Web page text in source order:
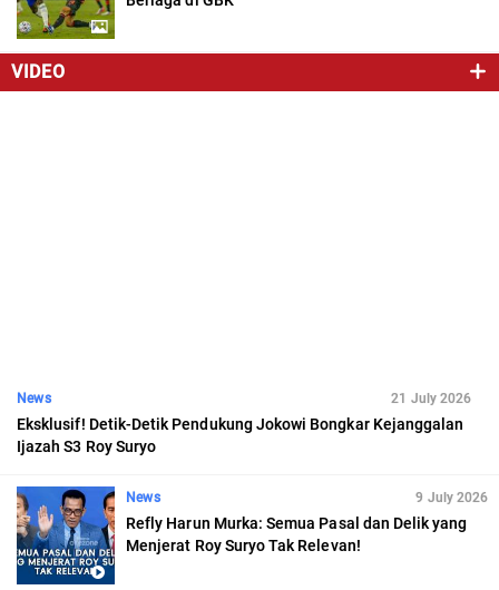
VIDEO
News 21 July 2026
Eksklusif! Detik-Detik Pendukung Jokowi Bongkar Kejanggalan
Ijazah S3 Roy Suryo
News 9 July 2026
Refly Harun Murka: Semua Pasal dan Delik yang
Menjerat Roy Suryo Tak Relevan!